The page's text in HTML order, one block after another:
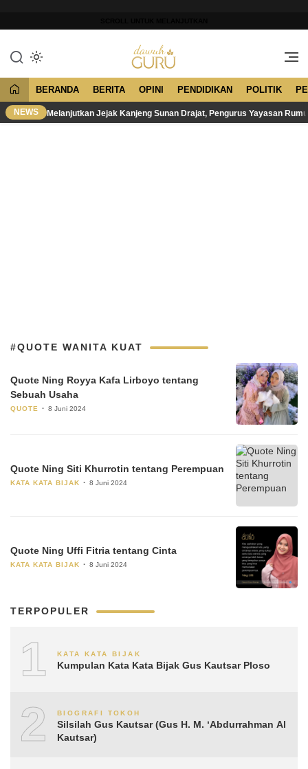
konten
Dawuh Guru
Merawat Tradisi, Membangun
BERANDA BERITA OPINI PENDIDIKAN POLITIK
NEWS Melanjutkan Jejak Kanjeng Sunan Drajat, Pengurus Yayasan
#QUOTE WANITA KUAT
Quote Ning Royya Kafa Lirboyo tentang
Sebuah Usaha
QUOTE 8 Juni 2024
Quote Ning Siti Khurrotin tentang Perempuan
KATA KATA BIJAK 8 Juni 2024
Quote Ning Uffi Fitria tentang Cinta
KATA KATA BIJAK 8 Juni 2024
TERPOPULER
1 KATA KATA BIJAK
Kumpulan Kata Kata Bijak Gus Kautsar Ploso
2 BIOGRAFI TOKOH
Silsilah Gus Kautsar (Gus H. M. ‘Abdurrahman Al
Kautsar)